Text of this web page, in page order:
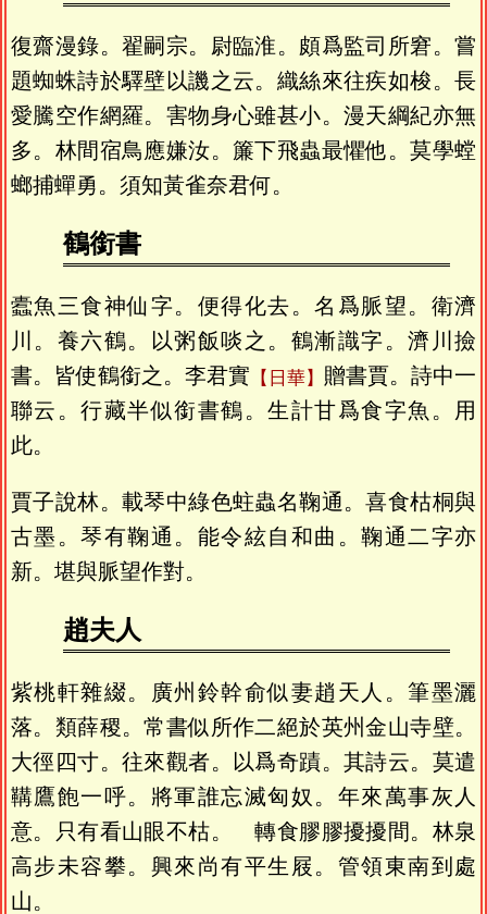
復齋漫錄。翟嗣宗。尉臨淮。頗爲監司所窘。嘗
題蜘蛛詩於驛壁以譏之云。織絲來往疾如梭。長
愛騰空作網羅。害物身心雖甚小。漫天綱紀亦無
多。林間宿鳥應嫌汝。簾下飛蟲最懼他。莫學螳
螂捕蟬勇。須知黃雀奈君何。
鶴銜書
蠹魚三食神仙字。便得化去。名爲脈望。衛濟
川。養六鶴。以粥飯啖之。鶴漸識字。濟川撿
書。皆使鶴銜之。李君實
日華
贈書賈。詩中一
聯云。行藏半似銜書鶴。生計甘爲食字魚。用
此。
賈子說林。載琴中綠色蛀蟲名鞠通。喜食枯桐與
古墨。琴有鞠通。能令絃自和曲。鞠通二字亦
新。堪與脈望作對。
趙夫人
紫桃軒雜綴。廣州鈴幹俞似妻趙天人。筆墨灑
落。類薛稷。常書似所作二絕於英州金山寺壁。
大徑四寸。往來觀者。以爲奇蹟。其詩云。莫遣
鞲鷹飽一呼。將軍誰忘滅匈奴。年來萬事灰人
意。只有看山眼不枯。 轉食膠膠擾擾間。林泉
高步未容攀。興來尚有平生屐。管領東南到處
山。